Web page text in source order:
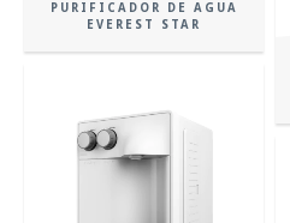
PURIFICADOR DE AGUA
EVEREST STAR